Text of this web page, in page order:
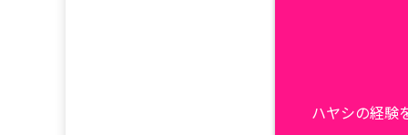
ハヤシの経験